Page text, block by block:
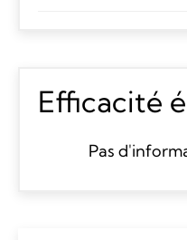
Efficacité
Pas